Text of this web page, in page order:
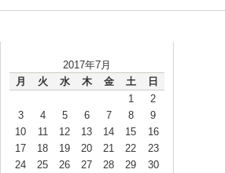
2017年7月
月
火 水 木 金 土
日
1
2
3
4 5 6 7 8
9
10
11 12 13 14 15
16
17
18 19 20 21 22
23
24
25 26 27 28 29
30